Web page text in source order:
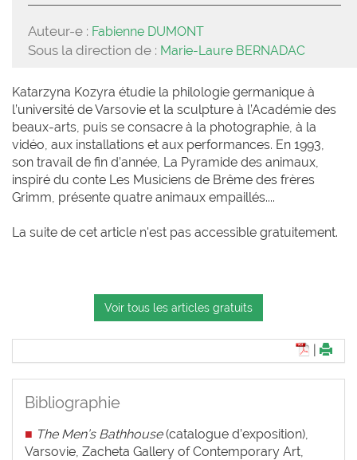
Auteur-e : Fabienne DUMONT
Sous la direction de : Marie-Laure BERNADAC
Katarzyna Kozyra étudie la philologie germanique à
l’université de Varsovie et la sculpture à l’Académie des
beaux-arts, puis se consacre à la photographie, à la
vidéo, aux installations et aux performances. En 1993,
son travail de fin d’année, La Pyramide des animaux,
inspiré du conte Les Musiciens de Brême des frères
Grimm, présente quatre animaux empaillés....
La suite de cet article n'est pas accessible gratuitement.
Voir tous les articles gratuits
Bibliographie
■ The Men’s Bathhouse(catalogue d’exposition),
Varsovie, Zacheta Gallery of Contemporary Art,